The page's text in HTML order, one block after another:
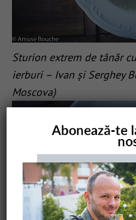
Sturion extrem de tânăr
ierburi – Ivan și Serghey
Moscova)